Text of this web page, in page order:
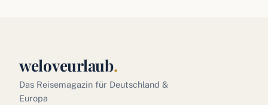
weloveurlaub.
Das Reisemagazin für Deutschland &
Europa